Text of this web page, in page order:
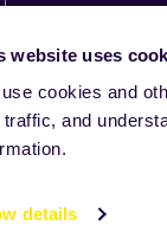
website uses
cookies and
and
details